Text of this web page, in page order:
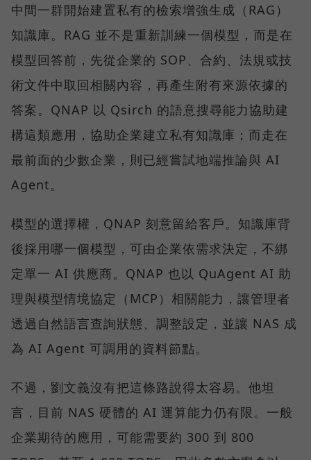
中間一群開始建置私有的檢索增強生成（RAG）
知識庫。RAG 並不是重新訓練一個模型，而是在
模型回答前，先從企業的 SOP、合約、法規或技
術文件中取回相關內容，再產生附有來源依據的
答案。QNAP 以 Qsirch 的語意搜尋能力協助建
構這類應用，協助企業建立私有知識庫；而走在
最前面的少數企業，則已經嘗試地端推論與 AI
Agent。
模型的選擇權，QNAP 刻意留給客戶。知識庫背
後採用哪一個模型，可由企業依需求決定，不綁
定單一 AI 供應商。QNAP 也以 QuAgent AI 助
理與模型情境協定（MCP）相關能力，讓管理者
透過自然語言查詢狀態、調整設定，並讓 NAS 成
為 AI Agent 可調用的資料節點。
不過，劉文義沒有把這條路說得太容易。他坦
言，目前 NAS 硬體的 AI 運算能力仍有限。一般
企業期待的應用，可能需要約 300 到 800